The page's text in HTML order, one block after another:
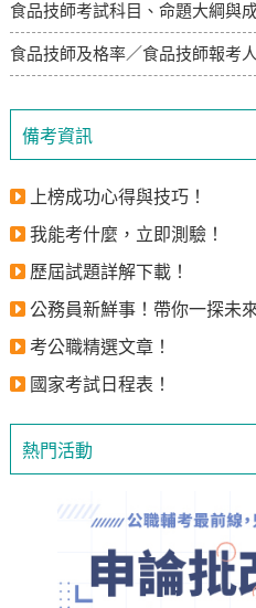
備考資訊
上榜成功心得與技巧！
我能考什麼，立即測驗！
歷屆試題詳解下載！
公務員新鮮事！帶你一探未
考公職精選文章！
國家考試日程表！
熱門活動
食品技師考試科目、命題大綱與
食品技師及格率／食品技師報考